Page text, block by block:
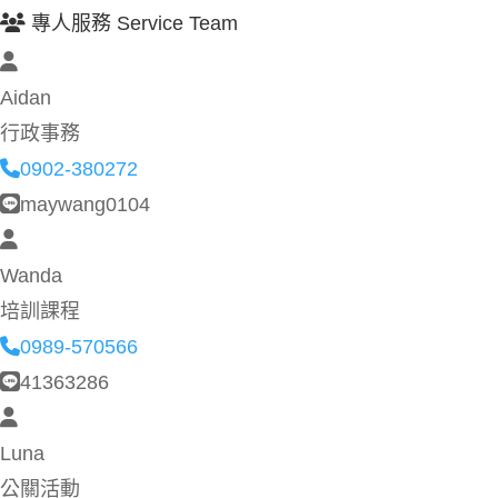
專人服務 Service Team
Aidan
行政事務
0902-380272
maywang0104
Wanda
培訓課程
0989-570566
41363286
Luna
公關活動